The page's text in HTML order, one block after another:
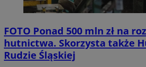
FOTO Ponad 500 mln zł na
hutnictwa. Skorzysta także
Rudzie Śląskiej